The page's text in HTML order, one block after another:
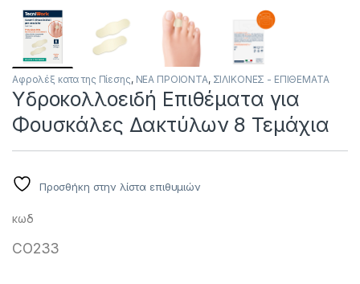
Αφρολέξ κατα της Πίεσης, ΝΕΑ ΠΡΟΙΟΝΤΑ, ΣΙΛΙΚΟΝΕΣ - ΕΠΙΘΕΜΑΤΑ
Υδροκολλοειδή Επιθέματα για
Φουσκάλες Δακτύλων 8 Τεμάχια
Προσθήκη στην λίστα επιθυμιών
κωδ
CO233